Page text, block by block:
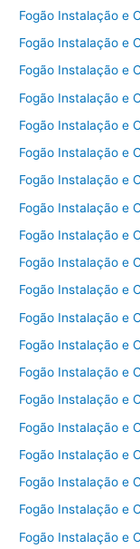
Fogão Instalação e
Fogão Instalação e
Fogão Instalação e
Fogão Instalação e
Fogão Instalação e
Fogão Instalação e
Fogão Instalação e
Fogão Instalação e
Fogão Instalação e
Fogão Instalação e
Fogão Instalação e
Fogão Instalação e
Fogão Instalação e
Fogão Instalação e
Fogão Instalação e
Fogão Instalação e
Fogão Instalação e
Fogão Instalação e
Fogão Instalação e
Fogão Instalação e